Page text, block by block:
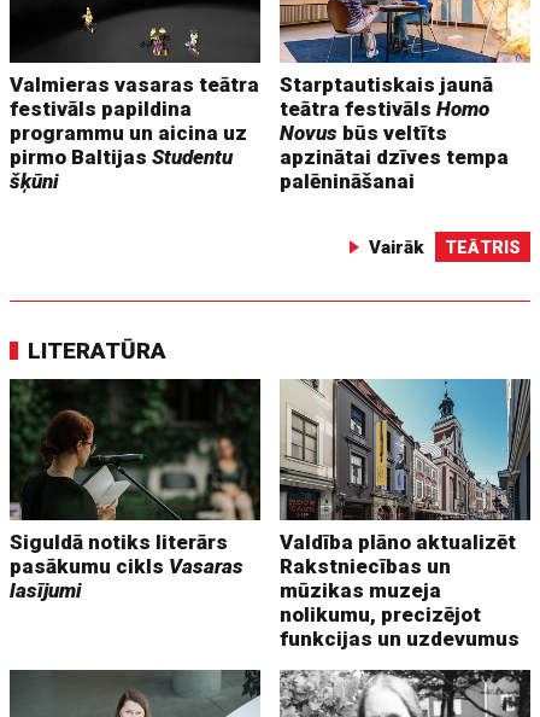
Valmieras vasaras teātra
festivāls papildina
programmu un aicina uz
pirmo BaltijasStudentu
šķūni
Starptautiskais jaunā
teātra festivālsHomo
Novus būs veltīts
apzinātai dzīves tempa
palēnināšanai
Vairāk TEĀTRIS
LITERATŪRA
Siguldā notiks literārs
pasākumu cikls Vasaras
lasījumi
Valdība plāno aktualizēt
Rakstniecības un
mūzikas muzeja
nolikumu, precizējot
funkcijas un uzdevumus